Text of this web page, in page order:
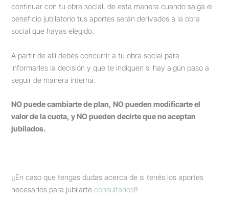
continuar con tu obra social, de esta manera cuando salga el
beneficio jubilatorio tus aportes serán derivados a la obra
social que hayas elegido.
A partir de allí debés concurrir a tu obra social para
informarles la decisión y que te indiquen si hay algún paso a
seguir de manera interna.
NO puede cambiarte de plan, NO pueden modificarte el
valor de la cuota, y NO pueden decirte que no aceptan
jubilados.
¡¡En caso que tengas dudas acerca de si tenés los aportes
necesarios para jubilarteconsultanos!!